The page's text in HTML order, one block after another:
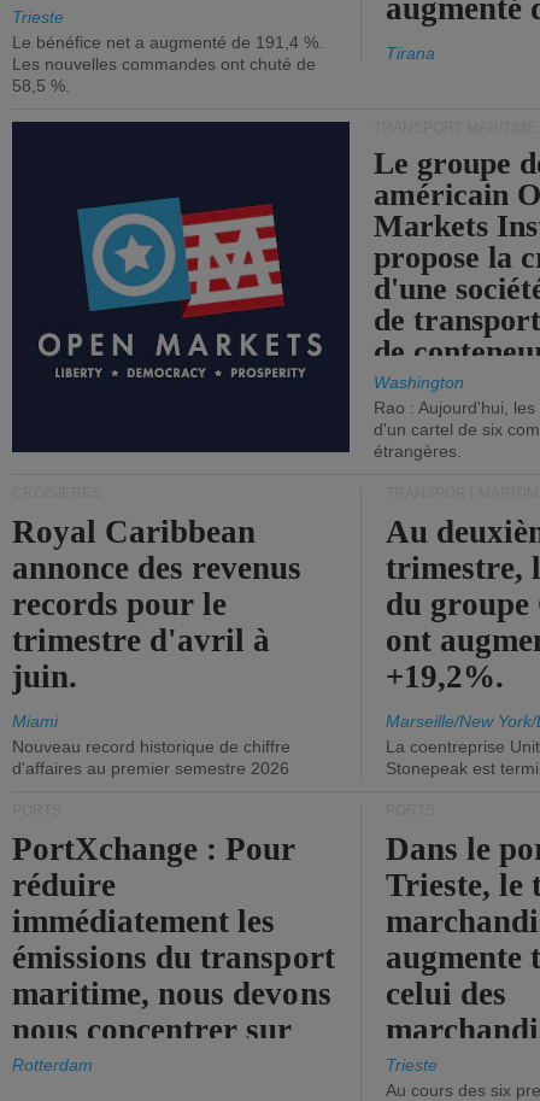
Trieste
Le bénéfice net a augmenté de 191,4 %.
Les nouvelles commandes ont chuté de
58,5 %.
augmenté
Tirana
Le groupe
américain
Markets
propose la
d'une
de
de
Washington
Rao : Aujourd'hui,
d'un cartel de six
étrangères.
Royal Caribbean
annonce des revenus
records pour le
trimestre d'avril à
juin.
Miami
Nouveau record historique de chiffre
d'affaires au premier semestre 2026
Au
trimestre,
du
ont
+19,2%.
Marseille/New
La coentreprise
Stonepeak est
PortXchange : Pour
réduire
immédiatement les
émissions du transport
maritime, nous devons
nous concentrer sur
les ports.
Rotterdam
Dans le
Trieste, le
augmente
celui des
diminue.
Trieste
Au cours des six